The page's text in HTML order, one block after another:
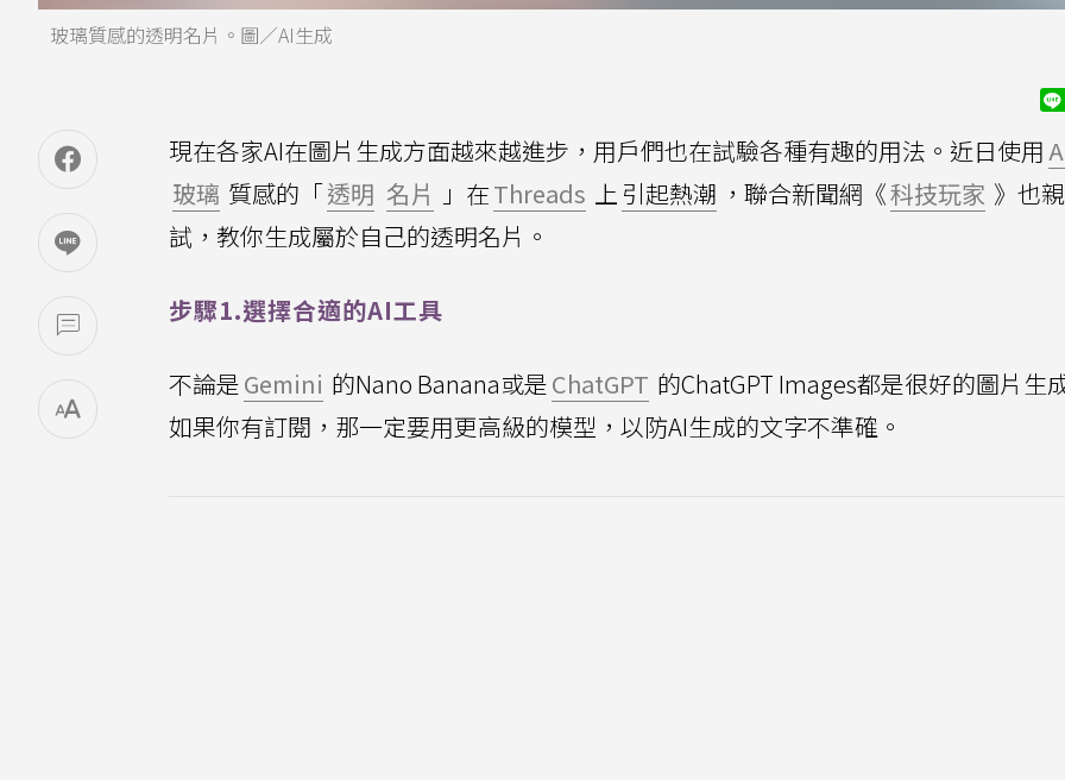
玻璃質感的透明名片。圖／AI生成
現在各家AI在圖片生成方面越來越進步，用戶們也在試驗各種有趣的用法。近日使用
玻璃 質感的「透明 名片 」在Threads 上 引起熱潮 ，聯合新聞網《科技玩家 》也
試，教你生成屬於自己的透明名片。
步驟1.選擇合適的AI工具
不論是Gemini 的Nano Banana或是ChatGPT 的ChatGPT Images都是很好的圖片生
如果你有訂閱，那一定要用更高級的模型，以防AI生成的文字不準確。